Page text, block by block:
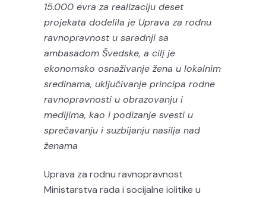
15.000 evra za realizaciju deset
projekata dodelila je Uprava za rodnu
ravnopravnost u saradnji sa
ambasadom Švedske, a cilj je
ekonomsko osnaživanje žena u lokalnim
sredinama, uključivanje principa rodne
ravnopravnosti u obrazovanju i
medijima, kao i podizanje svesti u
sprečavanju i suzbijanju nasilja nad
ženama
Uprava za rodnu ravnopravnost
Ministarstva rada i socijalne iolitike u